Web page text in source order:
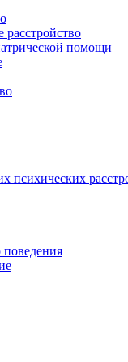
расстройство
помощи
психических
поведения